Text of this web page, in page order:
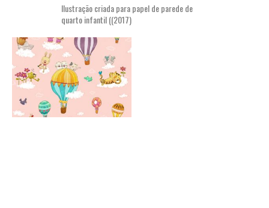
Ilustração criada para papel de parede de
quarto infantil ((2017)